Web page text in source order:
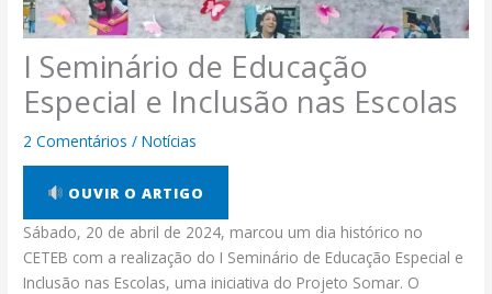
I Seminário de Educação
Especial e Inclusão nas Escolas
2 Comentários /Notícias
OUVIR O ARTIGO
Sábado, 20 de abril de 2024, marcou um dia histórico no
CETEB com a realização do I Seminário de Educação Especial e
Inclusão nas Escolas, uma iniciativa do Projeto Somar. O